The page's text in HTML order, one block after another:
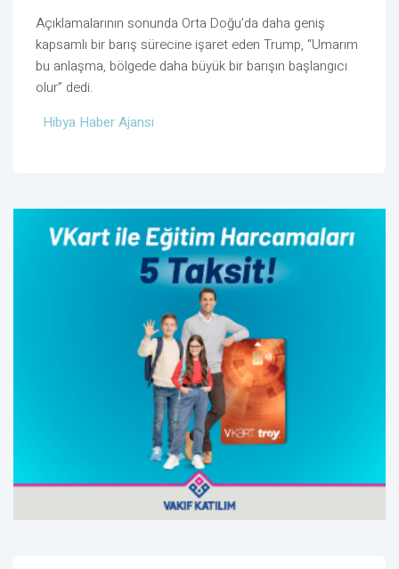
Açıklamalarının sonunda Orta Doğu’da daha geniş
kapsamlı bir barış sürecine işaret eden Trump, “Umarım
bu anlaşma, bölgede daha büyük bir barışın başlangıcı
olur” dedi.
Hibya Haber Ajansı